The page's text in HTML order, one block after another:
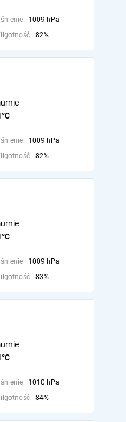
1009 hPa
82%
1009 hPa
82%
1009 hPa
83%
1010 hPa
84%